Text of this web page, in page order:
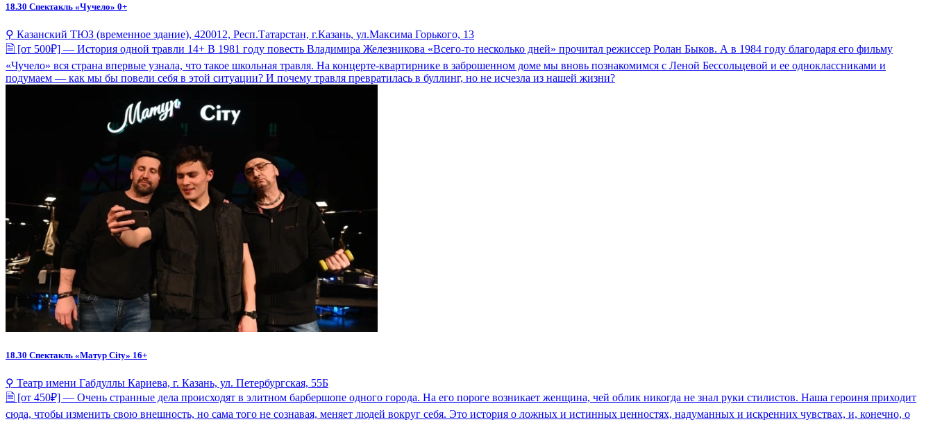
18.30 Спектакль «Чучело» 0+
⚲ Казанский ТЮЗ (временное здание), 420012, Респ.Татарстан, г.Казань, ул.Максима Горького, 13
🗎 [от 500₽] — История одной травли 14+ В 1981 году повесть Владимира Железникова «Всего-то несколько дней» прочитал режиссер Ролан Быков. А в 1984 году благодаря его фильму
«Чучело» вся страна впервые узнала, что такое школьная травля. На концерте-квартирнике в заброшенном доме мы вновь познакомимся с Леной Бессольцевой и ее одноклассниками и
подумаем — как мы бы повели себя в этой ситуации? И почему травля превратилась в буллинг, но не исчезла из нашей жизни?
18.30 Спектакль «Матур City» 16+
⚲ Театр имени Габдуллы Кариева, г. Казань, ул. Петербургская, 55Б
🗎 [от 450₽] — Очень странные дела происходят в элитном барбершопе одного города. На его пороге возникает женщина, чей облик никогда не знал руки стилистов. Наша героиня приходит
сюда, чтобы изменить свою внешность, но сама того не сознавая, меняет людей вокруг себя. Это история о ложных и истинных ценностях, надуманных и искренних чувствах, и, конечно, о